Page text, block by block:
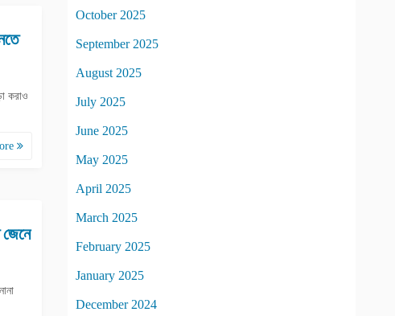
করাও
জেনে
October 2025
September 2025
August 2025
July 2025
June 2025
May 2025
April 2025
March 2025
February 2025
January 2025
December 2024